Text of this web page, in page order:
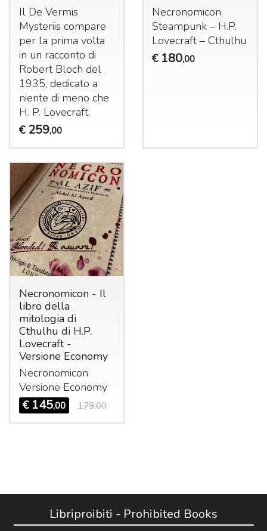
Il De Vermis
Mysteriis compare
per la prima volta
in un racconto di
Robert Bloch del
1935, dedicato a
niente di meno che
H. P. Lovecraft.
€ 259,00
Necronomicon
Steampunk – H.P.
Lovecraft – Cthulhu
€ 180,00
Necronomicon - Il
libro della
mitologia di
Cthulhu di H.P.
Lovecraft -
Versione Economy
Necronomicon
Versione Economy
€ 145,00 179,00
Libriproibiti - Prohibited Books